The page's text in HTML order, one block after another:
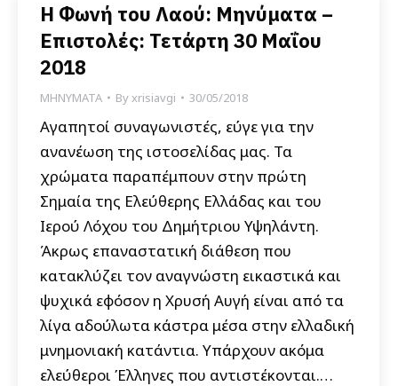
Η Φωνή του Λαού: Μηνύματα –
Επιστολές: Τετάρτη 30 Μαΐου
2018
ΜΗΝΥΜΑΤΑ Byxrisiavgi 30/05/2018
Αγαπητοί συναγωνιστές, εύγε για την
ανανέωση της ιστοσελίδας μας. Τα
χρώματα παραπέμπουν στην πρώτη
Σημαία της Ελεύθερης Ελλάδας και του
Ιερού Λόχου του Δημήτριου Υψηλάντη.
Άκρως επαναστατική διάθεση που
κατακλύζει τον αναγνώστη εικαστικά και
ψυχικά εφόσον η Χρυσή Αυγή είναι από τα
λίγα αδούλωτα κάστρα μέσα στην ελλαδική
μνημονιακή κατάντια. Υπάρχουν ακόμα
ελεύθεροι Έλληνες που αντιστέκονται.…